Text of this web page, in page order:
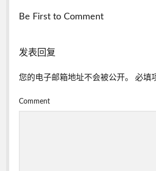
Be First to Comment
发表回复
您的电子邮箱地址不会被公开。 必填
Comment